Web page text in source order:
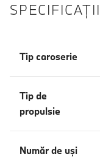
SPECIFICAŢII
Tip caroserie
Tip de
propulsie
Număr de uşi